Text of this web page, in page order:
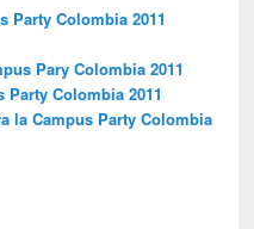
Party Colombia 2011
Pary Colombia 2011
Colombia 2011
la Campus Party Colombia